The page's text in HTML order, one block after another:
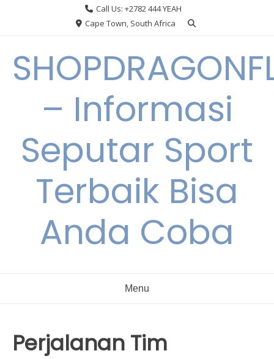
Call Us: +2782 444 YEAH
Cape Town, South Africa
– Informasi
Seputar Sport
Terbaik Bisa
Anda Coba
Menu
Perjalanan Tim